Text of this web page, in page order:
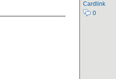
Cardlink
0